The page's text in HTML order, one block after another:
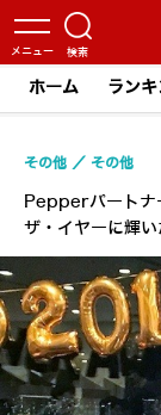
ホーム ランキ
Pepperパートナ
ザ・イヤーに輝
その他 その他